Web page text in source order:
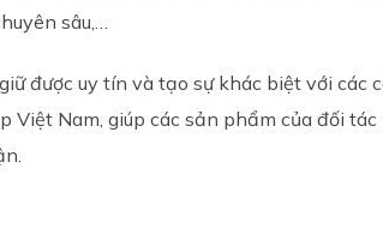
sâu,…
được uy tín và tạo sự khác biệt với các
Nam, giúp các sản phẩm của đối